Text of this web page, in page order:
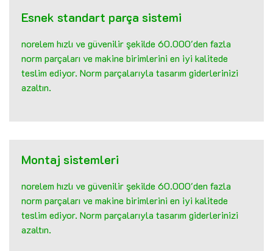
Esnek standart parça sistemi
norelem hızlı ve güvenilir şekilde 60.000'den fazla
norm parçaları ve makine birimlerini en iyi kalitede
teslim ediyor. Norm parçalarıyla tasarım giderlerinizi
azaltın.
Montaj sistemleri
norelem hızlı ve güvenilir şekilde 60.000'den fazla
norm parçaları ve makine birimlerini en iyi kalitede
teslim ediyor. Norm parçalarıyla tasarım giderlerinizi
azaltın.